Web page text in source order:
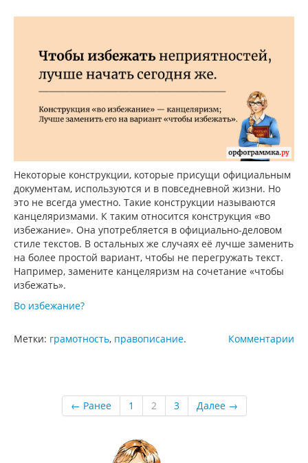
Некоторые конструкции, которые присущи официальным
документам, используются и в повседневной жизни. Но
это не всегда уместно. Такие конструкции называются
канцеляризмами. К таким относится конструкция «во
избежание». Она употребляется в официально-деловом
стиле текстов. В остальных же случаях её лучше заменить
на более простой вариант, чтобы не перегружать текст.
Например, замените канцеляризм на сочетание «чтобы
избежать».
Во избежание?
Комментарии
Метки: грамотность, правописание.
← Ранее 1 2 3 Далее →